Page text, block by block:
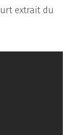
extrait du